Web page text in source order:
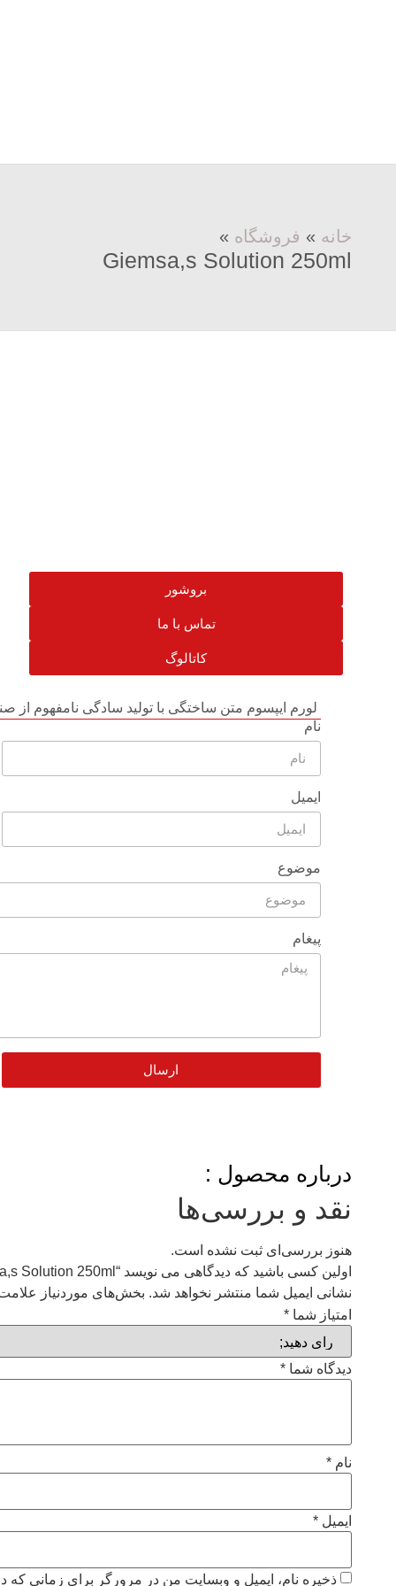
خانه » فروشگاه »
Giemsa,s Solution 250ml
بروشور
تماس با ما
کاتالوگ
لورم ایپسوم متن ساختگی با تولید سادگی نامفهوم
نام
ایمیل
موضوع
پیغام
ارسال
درباره محصول :
نقد و بررسی‌ها
هنوز بررسی‌ای ثبت نشده است.
اولین کسی باشید که دیدگاهی می نویسد “Giemsa,s Solution 250ml”
نشانی ایمیل شما منتشر نخواهد شد. بخش‌های موردنیاز
امتیاز شما *
دیدگاه شما *
نام *
ایمیل *
ذخیره نام، ایمیل و وبسایت من در مرورگر برای زمانی که